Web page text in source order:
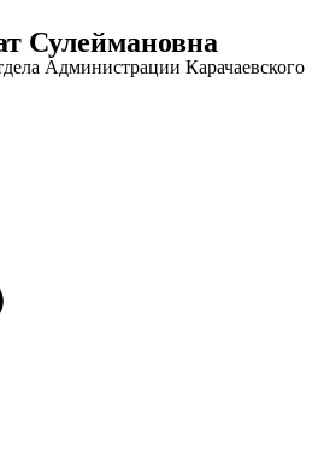
Сулеймановна
Администрации Карачаевского